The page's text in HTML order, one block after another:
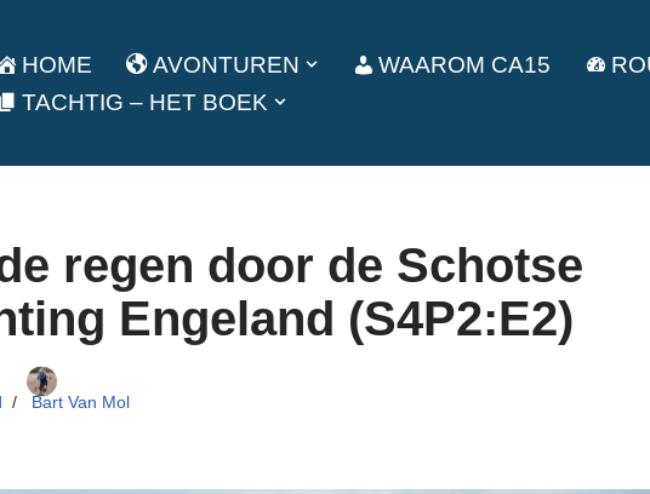
HOME AVONTUREN WAAROM CA15
TACHTIG – HET BOEK
regen door de Schotse
Engeland (S4P2:E2)
Bart Van Mol